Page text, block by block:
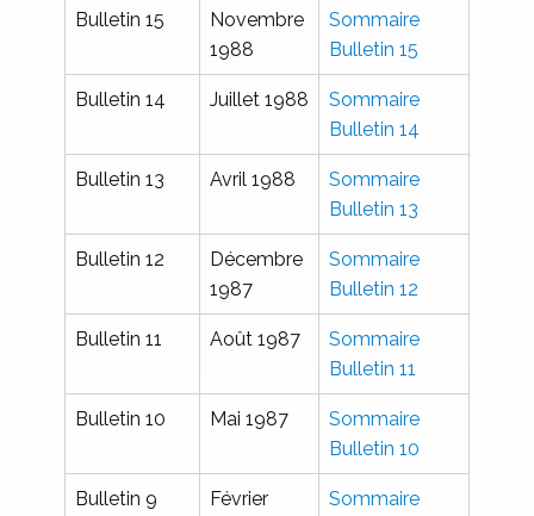
Bulletin 15
Novembre
1988
Sommaire
Bulletin 15
Bulletin 14 Juillet 1988
Sommaire
Bulletin 14
Bulletin 13 Avril 1988
Sommaire
Bulletin 13
Bulletin 12
Décembre
1987
Sommaire
Bulletin 12
Bulletin 11 Août 1987
Sommaire
Bulletin 11
Bulletin 10 Mai 1987
Sommaire
Bulletin 10
Bulletin 9
Février
Sommaire